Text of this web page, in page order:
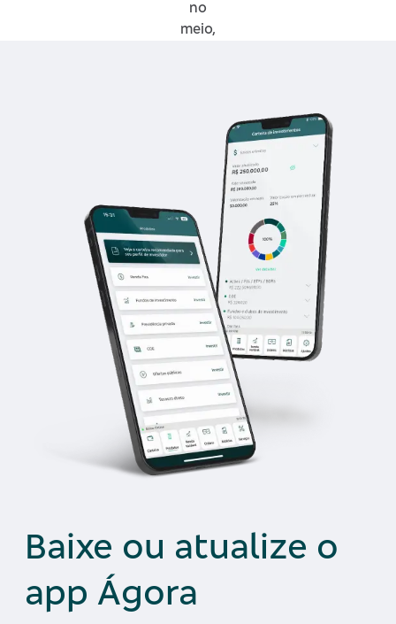
Baixe ou atualize o
app Ágora